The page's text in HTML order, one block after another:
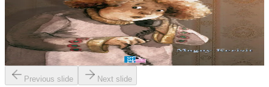
Kreskiñ a ra an dud e familh Ameli Penn-koumoul, ar pezh a zegas
levenez ha birvilh war un dro.
9,00 €
Previous slide Next slide